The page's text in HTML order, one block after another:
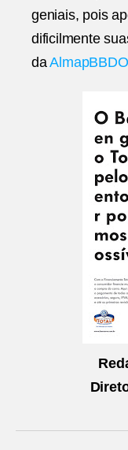
geniais, pois
dificilmente
daAlmapBBDO